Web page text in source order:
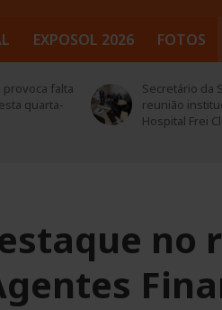
EXPOSOL 2026 FOTOS
falta
quarta-
Secretário da
reunião
Hospital Frei
no